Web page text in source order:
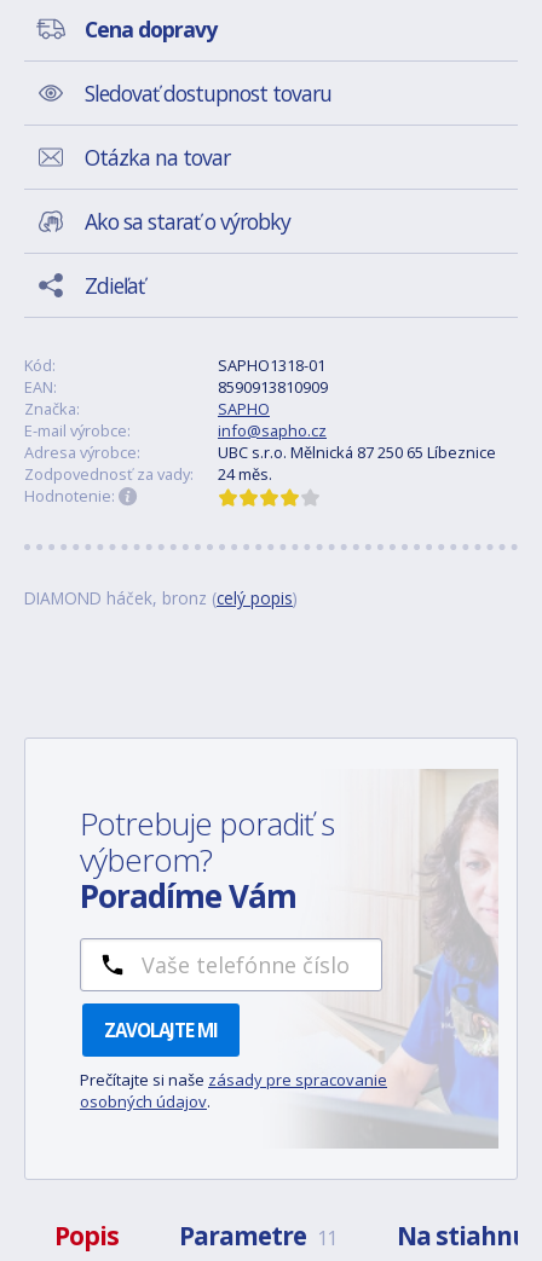
Cena dopravy
Sledovať dostupnost tovaru
Otázka na tovar
Ako sa starať o výrobky
Zdieľať
Kód:
SAPHO1318-01
EAN:
8590913810909
Značka:
SAPHO
E-mail výrobce:
info@sapho.cz
Adresa výrobce:
UBC s.r.o. Mělnická 87 250 65 Líbeznice
Zodpovednosť za vady:
24 měs.
Hodnotenie:
DIAMOND háček, bronz (celý popis)
Potrebuje poradiť s
výberom?
Poradíme Vám
ZAVOLAJTE MI
Prečítajte si naše zásady pre spracovanie
osobných údajov.
Popis Parametre 11 Na